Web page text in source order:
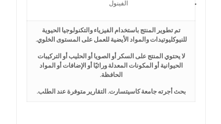
الفينول
تم تطوير المنتج باستخدام الفيزياء والتكنولوجيا الحيوية
للنيوكليوتيدات والمواد الأيضية للعمل على المستوى الخلوي.
لا يحتوي المنتج على السكر أو الصويا أو الحليب أو التركيبات
الحيوانية أو المكونات المعدلة وراثيًا أو الإضافات أو المواد
الحافظة.
بحث أجرته جامعة كاسيتسارت. التقارير متوفرة عند الطلب.